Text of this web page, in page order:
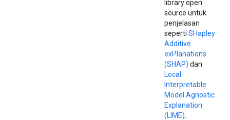
library open
source untuk
penjelasan
seperti SHapley
Additive
exPlanations
(SHAP) dan
Local
Interpretable
Model Agnostic
Explanation
(LIME)